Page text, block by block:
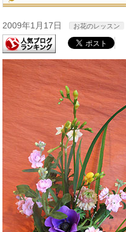
2009年1月17日 お花のレッスン